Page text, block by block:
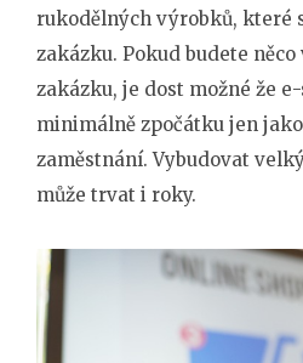
rukodělných výrobků, které
zakázku. Pokud budete
zakázku, je dost možné že
minimálně zpočátku jen
zaměstnání. Vybudovat
může trvat i roky.